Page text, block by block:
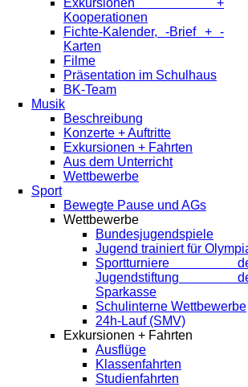
Exkursionen +
Kooperationen
Fichte-Kalender, -Brief + -
Karten
Filme
Präsentation im Schulhaus
BK-Team
Musik
Beschreibung
Konzerte + Auftritte
Exkursionen + Fahrten
Aus dem Unterricht
Wettbewerbe
Sport
Bewegte Pause und AGs
Wettbewerbe
Bundesjugendspiele
Jugend trainiert für
Sportturniere
Jugendstiftung
Sparkasse
Schulinterne Wettbewerbe
24h-Lauf (SMV)
Exkursionen + Fahrten
Ausflüge
Klassenfahrten
Studienfahrten